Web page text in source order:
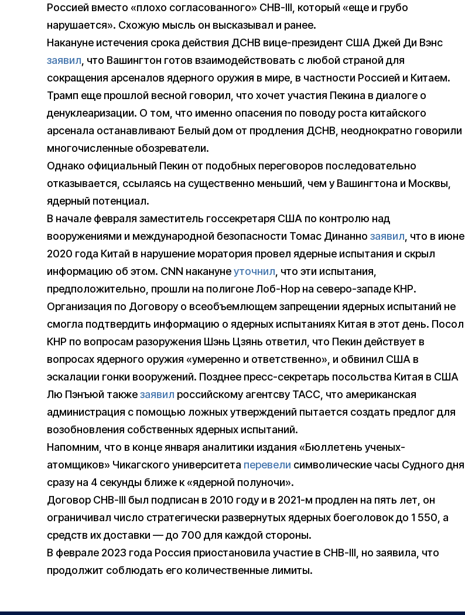
Россией вместо «плохо согласованного» СНВ-III, который «еще и грубо
нарушается». Схожую мысль он высказывал и ранее.
Накануне истечения срока действия ДСНВ вице-президент США Джей Ди Вэнс
заявил, что Вашингтон готов взаимодействовать с любой страной для
сокращения арсеналов ядерного оружия в мире, в частности Россией и Китаем.
Трамп еще прошлой весной говорил, что хочет участия Пекина в диалоге о
денуклеаризации. О том, что именно опасения по поводу роста китайского
арсенала останавливают Белый дом от продления ДСНВ, неоднократно говорили
многочисленные обозреватели.
Однако официальный Пекин от подобных переговоров последовательно
отказывается, ссылаясь на существенно меньший, чем у Вашингтона и Москвы,
ядерный потенциал.
В начале февраля заместитель госсекретаря США по контролю над
вооружениями и международной безопасности Томас Динанно заявил, что в июне
2020 года Китай в нарушение моратория провел ядерные испытания и скрыл
информацию об этом. CNN наканунеуточнил, что эти испытания,
предположительно, прошли на полигоне Лоб-Нор на северо-западе КНР.
Организация по Договору о всеобъемлющем запрещении ядерных испытаний не
смогла подтвердить информацию о ядерных испытаниях Китая в этот день. Посол
КНР по вопросам разоружения Шэнь Цзянь ответил, что Пекин действует в
вопросах ядерного оружия «умеренно и ответственно», и обвинил США в
эскалации гонки вооружений. Позднее пресс-секретарь посольства Китая в США
Лю Пэнъюй такжезаявил российскому агентсву ТАСС, что американская
администрация с помощью ложных утверждений пытается создать предлог для
возобновления собственных ядерных испытаний.
Напомним, что в конце января аналитики издания «Бюллетень ученых-
атомщиков» Чикагского университета перевели символические часы Судного дня
сразу на 4 секунды ближе к «ядерной полуночи».
Договор СНВ-III был подписан в 2010 году и в 2021-м продлен на пять лет, он
ограничивал число стратегически развернутых ядерных боеголовок до 1 550, а
средств их доставки — до 700 для каждой стороны.
В феврале 2023 года Россия приостановила участие в СНВ-III, но заявила, что
продолжит соблюдать его количественные лимиты.